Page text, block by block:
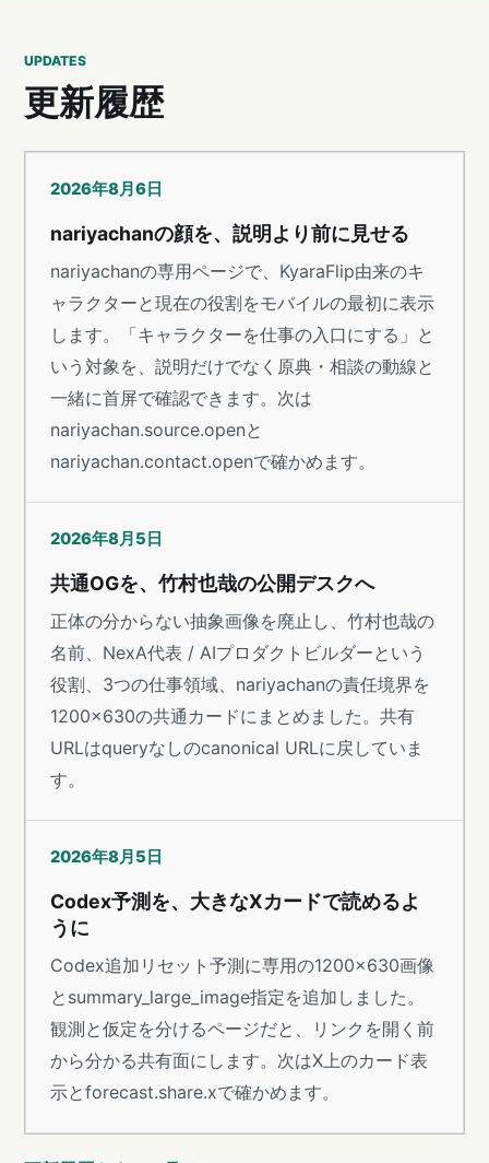
UPDATES
更新履歴
2026年8月6日
nariyachanの顔を、説明より前に見せる
nariyachanの専用ページで、KyaraFlip由来のキ
ャラクターと現在の役割をモバイルの最初に表示
します。「キャラクターを仕事の入口にする」と
いう対象を、説明だけでなく原典・相談の動線と
一緒に首屏で確認できます。次は
nariyachan.source.openと
nariyachan.contact.openで確かめます。
2026年8月5日
共通OGを、竹村也哉の公開デスクへ
正体の分からない抽象画像を廃止し、竹村也哉の
名前、NexA代表 / AIプロダクトビルダーという
役割、3つの仕事領域、nariyachanの責任境界を
1200×630の共通カードにまとめました。共有
URLはqueryなしのcanonical URLに戻していま
す。
2026年8月5日
Codex予測を、大きなXカードで読めるよ
うに
Codex追加リセット予測に専用の1200×630画像
とsummary_large_image指定を追加しました。
観測と仮定を分けるページだと、リンクを開く前
から分かる共有面にします。次はX上のカード表
示とforecast.share.xで確かめます。